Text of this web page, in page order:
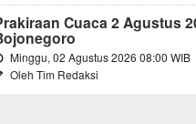
Cuaca 2 Agustus
Minggu, 02 Agustus 2026 08:00 WIB
Oleh Tim Redaksi